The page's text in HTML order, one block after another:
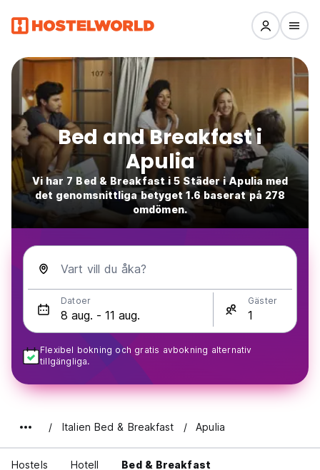
Bed and Breakfast i
Apulia
Vi har 7 Bed & Breakfast i 5 Städer i Apulia med
det genomsnittliga betyget 1.6 baserat på 278
omdömen.
Vart vill du åka?
Datoer Gäster
Flexibel bokning och gratis avbokning alternativ
tillgängliga.
Italien Bed & Breakfast Apulia
Hostels Hotell Bed & Breakfast